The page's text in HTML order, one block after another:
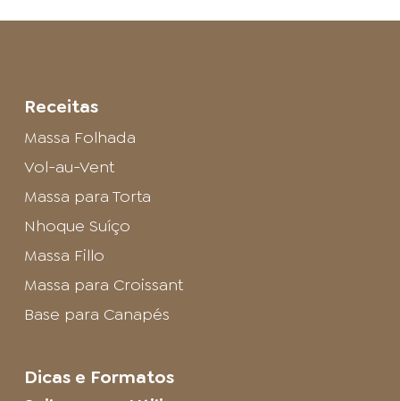
Receitas
Massa Folhada
Vol-au-Vent
Massa para Torta
Nhoque Suíço
Massa Fillo
Massa para Croissant
Base para Canapés
Dicas e Formatos